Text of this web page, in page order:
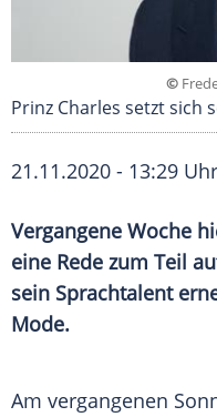
©
Prinz Charles setzt sich
21.11.2020 - 13:29 Uhr
Vergangene Woche
eine Rede zum Teil
sein Sprachtalent
Mode.
Am vergangenen